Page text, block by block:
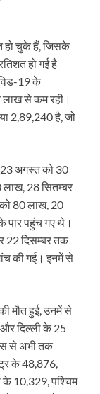
हो चुके हैं, जिसके
हो गई है
19 के
लाख से कम रही।
2,89,240 है, जो
अगस्त को 30
लाख, 28 सितम्बर
80 लाख, 20
पार पहुंच गए थे।
22 दिसम्बर तक
की गई। इनमें से
मौत हुई, उनमें से
दिल्ली के 25
से अभी तक
के 48,876,
के 10,329, पश्चिम